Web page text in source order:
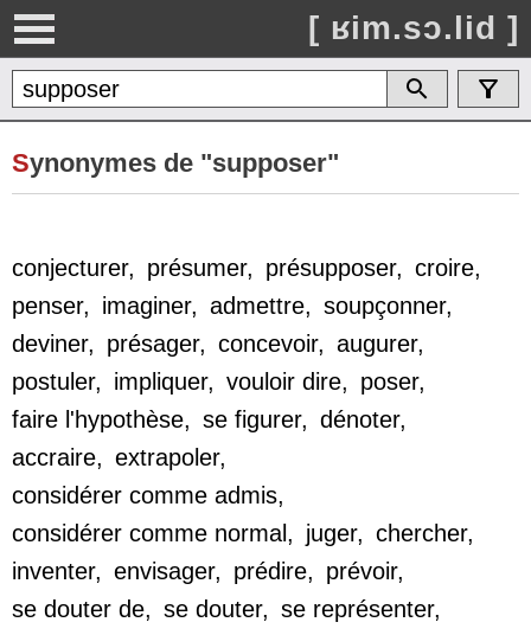
[ ʁim.sɔ.lid ]
Synonymes de "supposer"
conjecturer, présumer, présupposer, croire,
penser, imaginer, admettre, soupçonner,
deviner, présager, concevoir, augurer,
postuler, impliquer, vouloir dire, poser,
faire l'hypothèse, se figurer, dénoter,
accraire, extrapoler,
considérer comme admis,
considérer comme normal, juger, chercher,
inventer, envisager, prédire, prévoir,
se douter de, se douter, se représenter,